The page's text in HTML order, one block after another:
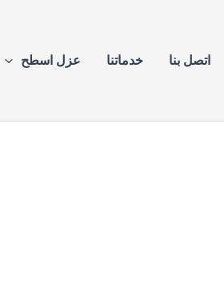
اتصل بنا خدماتنا عزل اسطح